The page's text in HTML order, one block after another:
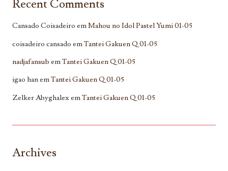
Recent Comments
Cansado Coisadeiro emMahou no Idol Pastel Yumi 01-05
coisadeiro cansado emTantei Gakuen Q 01-05
nadjafansub emTantei Gakuen Q 01-05
igao hanemTantei Gakuen Q 01-05
Zelker AbyghalexemTantei Gakuen Q 01-05
Archives